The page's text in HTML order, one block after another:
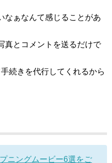
なぁなんて感じることがあ
真とコメントを送るだけで
続きを代行してくれるから
ニングムービー6選をご